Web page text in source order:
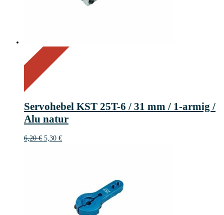
On Sale
€
Servohebel KST 25T-6 / 31 mm / 1-armig /
Alu natur
6,20€ Ursprünglicher
5,30 €Aktueller